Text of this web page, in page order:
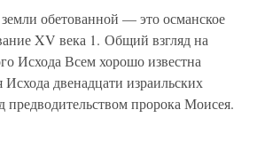
обетованной — это османское
XV века 1. Общий взгляд на
Исхода Всем хорошо известна
Исхода двенадцати израильских
предводительством пророка Моисея.